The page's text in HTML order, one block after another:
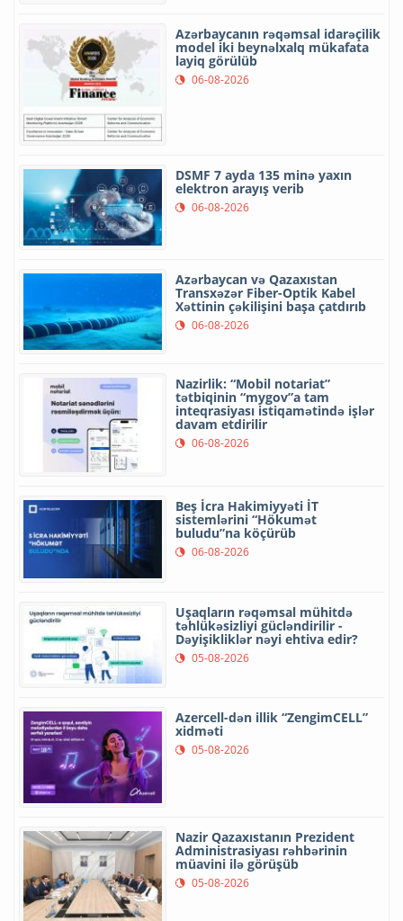
Azərbaycanın rəqəmsal idarəçilik
model iki beynəlxalq mükafata
layiq görülüb
06-08-2026
DSMF 7 ayda 135 minə yaxın
elektron arayış verib
06-08-2026
Azərbaycan və Qazaxıstan
Transxəzər Fiber-Optik Kabel
Xəttinin çəkilişini başa çatdırıb
06-08-2026
Nazirlik: “Mobil notariat”
tətbiqinin “mygov”a tam
inteqrasiyası istiqamətində işlər
davam etdirilir
06-08-2026
Beş İcra Hakimiyyəti İT
sistemlərini “Hökumət
buludu”na köçürüb
06-08-2026
Uşaqların rəqəmsal mühitdə
təhlükəsizliyi gücləndirilir -
Dəyişikliklər nəyi ehtiva edir?
05-08-2026
Azercell-dən illik “ZengimCELL”
xidməti
05-08-2026
Nazir Qazaxıstanın Prezident
Administrasiyası rəhbərinin
müavini ilə görüşüb
05-08-2026